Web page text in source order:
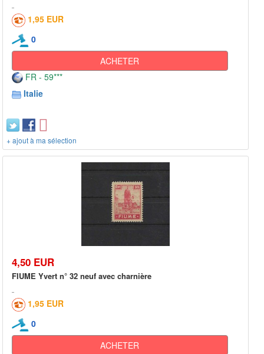
1,95 EUR
0
ACHETER
FR - 59***
Italie
+ ajout à ma sélection
4,50 EUR
FIUME Yvert n° 32 neuf avec charnière
1,95 EUR
0
ACHETER